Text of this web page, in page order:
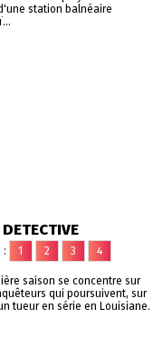
station balnéaire
: 1 2 3 4
saison se concentre sur
qui poursuivent, sur
tueur en série en Louisiane.